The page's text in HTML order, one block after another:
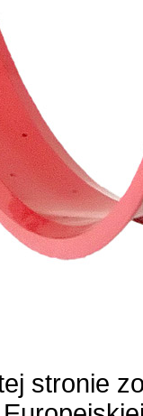
stronie